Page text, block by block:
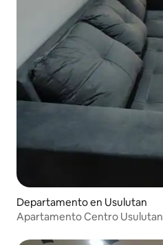
Departamento en Usulutan
Apartamento Centro Usulutan